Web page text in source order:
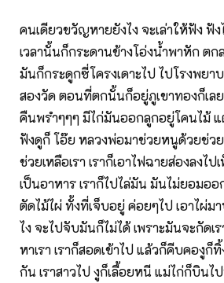
คนเดียวขวัญหายยังไง จะเล่าให้ฟัง ฟั
เวลานั้นก็กระดานข้างโอ่งน้ำพาหัก ต
มันก็กระดูกซี่โครงเดาะไป ไปโรงพย
สองวัด ตอนที่ตกนั้นก็อยู่ภูเขาทองก็เล
คืนพรำๆๆๆ มีไก่มันออกลูกอยู่โคนไม้
ฟังดูก็ โอ๊ย หลวงพ่อมาช่วยหนูด้วยช่ว
ช่วยเหลือเรา เราก็เอาไฟฉายส่องลง
เป็นอาหาร เราก็ไปไล่มัน มันไม่ยอมออ
ตัดไม้ไผ่ ทั้งที่เจ็บอยู่ ค่อยๆไป เอาไผ่ม
ไง จะไปจับมันก็ไม่ได้ เพราะมันจะกัดเ
หาเรา เราก็สอดเข้าไป แล้วก็คีบคองู
กัน เราสาวไป งูก็เลื้อยหนี แม่ไก่ก็บินไ